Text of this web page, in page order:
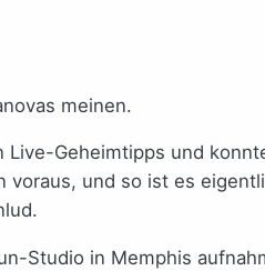
meinen.
Geheimtipps und
und so ist es
Studio in Memphis